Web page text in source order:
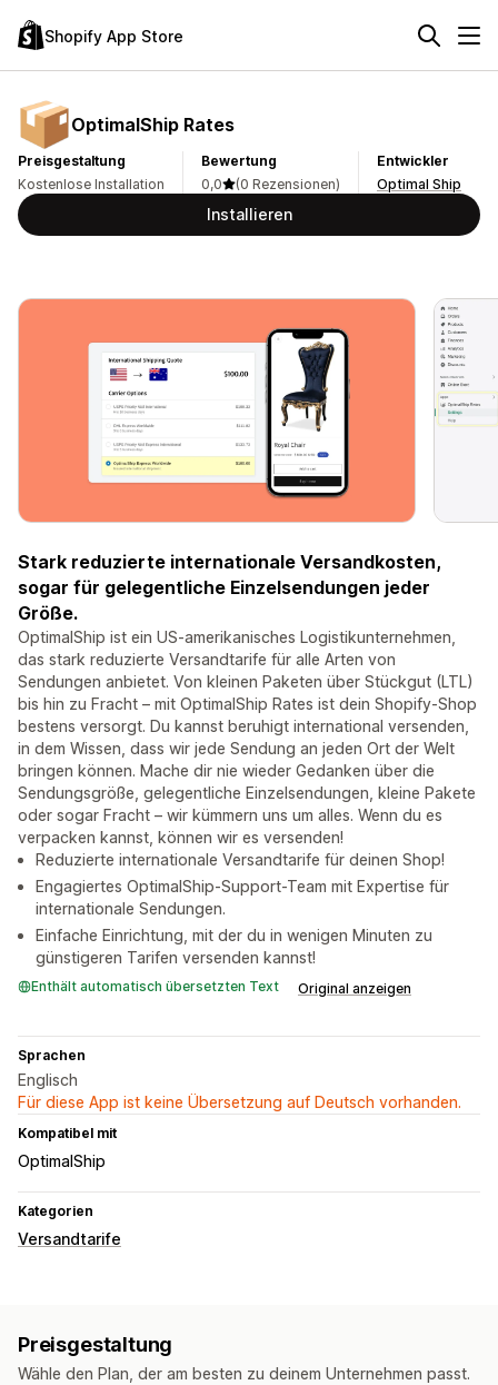
Shopify App Store
OptimalShip Rates
Preisgestaltung
Kostenlose Installation
Bewertung
0,0
(0 Rezensionen)
Entwickler
Optimal Ship
Installieren
Stark reduzierte internationale Versandkosten,
sogar für gelegentliche Einzelsendungen jeder
Größe.
OptimalShip ist ein US-amerikanisches Logistikunternehmen,
das stark reduzierte Versandtarife für alle Arten von
Sendungen anbietet. Von kleinen Paketen über Stückgut (LTL)
bis hin zu Fracht – mit OptimalShip Rates ist dein Shopify-Shop
bestens versorgt. Du kannst beruhigt international versenden,
in dem Wissen, dass wir jede Sendung an jeden Ort der Welt
bringen können. Mache dir nie wieder Gedanken über die
Sendungsgröße, gelegentliche Einzelsendungen, kleine Pakete
oder sogar Fracht – wir kümmern uns um alles. Wenn du es
verpacken kannst, können wir es versenden!
Reduzierte internationale Versandtarife für deinen Shop!
Engagiertes OptimalShip-Support-Team mit Expertise für
internationale Sendungen.
Einfache Einrichtung, mit der du in wenigen Minuten zu
günstigeren Tarifen versenden kannst!
Enthält automatisch übersetzten Text Original anzeigen
Sprachen
Englisch
Für diese App ist keine Übersetzung auf Deutsch vorhanden.
Kompatibel mit
OptimalShip
Kategorien
Versandtarife
Preisgestaltung
Wähle den Plan, der am besten zu deinem Unternehmen passt.